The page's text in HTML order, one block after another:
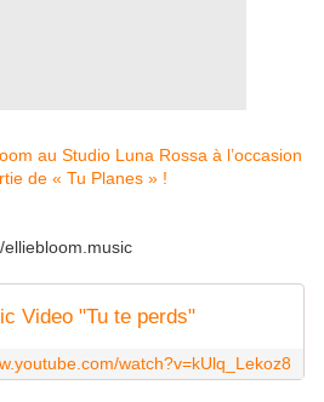
Video "Tu te perds"
watch?v=kUlq_Lekoz8